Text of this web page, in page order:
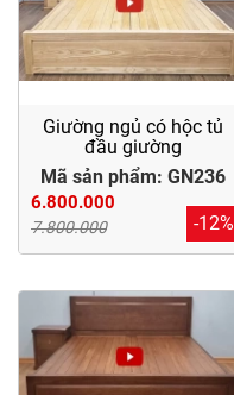
Giường ngủ có hộc tủ
đầu giường
Mã sản phẩm: GN236
6.800.000
7.800.000 -12%